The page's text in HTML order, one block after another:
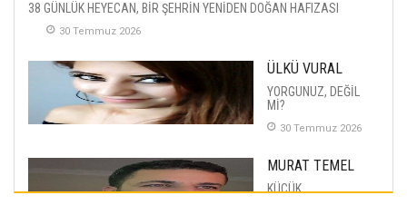
38 GÜNLÜK HEYECAN, BİR ŞEHRİN YENİDEN DOĞAN HAFIZASI
30 Temmuz 2026
ÜLKÜ VURAL
YORGUNUZ, DEĞİL
Mİ?
30 Temmuz 2026
MURAT TEMEL
KÜÇÜK